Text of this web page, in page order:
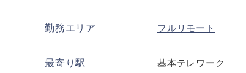
勤務エリア フルリモート
最寄り駅 基本テレワーク